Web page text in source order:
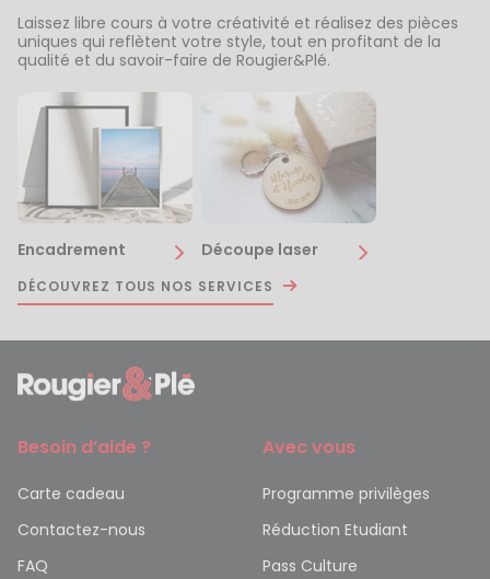
Laissez libre cours à votre créativité et réalisez des pièces
uniques qui reflètent votre style, tout en profitant de la
qualité et du savoir-faire de Rougier&Plé.
Encadrement Découpe laser
DÉCOUVREZ TOUS NOS SERVICES
Besoin d’aide ?
Carte cadeau
Contactez-nous
FAQ
Avec vous
Programme privilèges
Réduction Etudiant
Pass Culture